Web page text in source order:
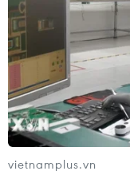
09/04/2018 22:47
Điện đàm với Thủ
Nga Vladimir Putin
"khiêu khích" xung
dụng vũ khí hóa
vietnamplus.vn